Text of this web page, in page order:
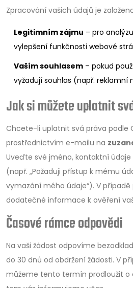
Zpracování vašich údajů je
Legitimním zájmu – pro
vylepšení funkčnosti webové
Vaším souhlasem – pokud
vyžadují souhlas (např. reklamní
Jak si můžete uplatnit
Chcete-li uplatnit svá práva podle
prostřednictvím e-mailu na
Uveďte své jméno, kontaktní
(např. „Požaduji přístup k mému
vymazání mého údaje“). V
dodatečné informace k ověření
Časové rámce odpovědi
Na vaši žádost odpovíme
do 30 dnů od obdržení žádosti. V
můžeme tento termín prodloužit o